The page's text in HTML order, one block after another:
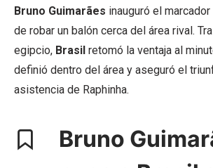
Bruno Guimarães inauguró el
de robar un balón cerca del área rival.
egipcio, Brasil retomó la ventaja al
definió dentro del área y aseguró el
asistencia de Raphinha.
Bruno